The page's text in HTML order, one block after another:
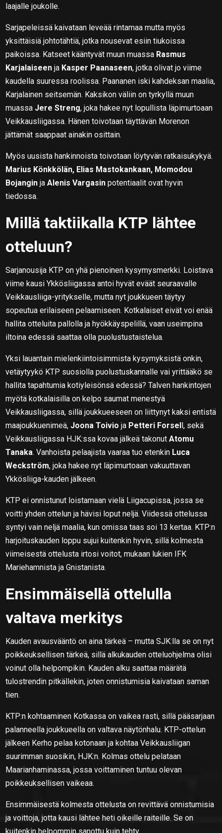
laajalle joukolle.
Sarjapeleissä kaivataan leveää rintamaa mutta myös
yksittäisiä johtotähtiä, jotka nousevat esiin tiukoissa
paikoissa. Katseet kääntyvät muun muassa Rasmus
Karjalaiseenja Kasper Paanaseen, jotka olivat jo viime
kaudella suuressa roolissa. Paananen iski kahdeksan maalia,
Karjalainen seitsemän. Kaksikon väliin on tyrkyllä muun
muassa Jere Streng, joka hakee nyt lopullista läpimurtoaan
Veikkausliigassa. Hänen toivotaan täyttävän Morenon
jättämät saappaat ainakin osittain.
Myös uusista hankinnoista toivotaan löytyvän ratkaisukykyä.
Marius Könkkölän, Elias Mastokankaan, Momodou
Bojanginja Alenis Vargasin potentiaalit ovat hyvin
tiedossa.
Millä taktiikalla KTP lähtee
otteluun?
Sarjanousija KTP on yhä pienoinen kysymysmerkki. Loistava
viime kausi Ykkösliigassa antoi hyvät eväät seuraavalle
Veikkausliiga-yritykselle, mutta nyt joukkueen täytyy
sopeutua erilaiseen pelaamiseen. Kotkalaiset eivät voi enää
hallita otteluita pallolla ja hyökkäyspelillä, vaan useimpina
iltoina edessä saattaa olla puolustustaistelua.
Yksi lauantain mielenkiintoisimmista kysymyksistä onkin,
vetäytyykö KTP suosiolla puolustuskannalle vai yrittääkö se
hallita tapahtumia kotiyleisönsä edessä? Talven hankintojen
myötä kotkalaisilla on kelpo saumat menestyä
Veikkausliigassa, sillä joukkueeseen on liittynyt kaksi entistä
maajoukkuenimeä, Joona Toivioja Petteri Forsell, sekä
Veikkausliigassa HJK:ssa kovaa jälkeä takonutAtomu
Tanaka. Vanhoista pelaajista vaaraa tuo etenkin Luca
Weckström, joka hakee nyt läpimurtoaan vakuuttavan
Ykkösliiga-kauden jälkeen.
KTP ei onnistunut loistamaan vielä Liigacupissa, jossa se
voitti yhden ottelun ja hävisi loput neljä. Viidessä ottelussa
syntyi vain neljä maalia, kun omissa taas soi 13 kertaa. KTP:n
harjoituskauden loppu sujui kuitenkin hyvin, sillä kolmesta
viimeisestä ottelusta irtosi voitot, mukaan lukien IFK
Mariehamnista ja Gnistanista.
Ensimmäisellä ottelulla
valtava merkitys
Kauden avausvääntö on aina tärkeä – mutta SJK:lla se on nyt
poikkeuksellisen tärkeä, sillä alkukauden otteluohjelma olisi
voinut olla helpompikin. Kauden alku saattaa määrätä
tulostrendin pitkällekin, joten onnistumisia kaivataan saman
tien.
KTP:n kohtaaminen Kotkassa on vaikea rasti, sillä pääsarjaan
palanneella joukkueella on valtava näytönhalu. KTP-ottelun
jälkeen Kerho pelaa kotonaan ja kohtaa Veikkausliigan
suurimman suosikin, HJK:n. Kolmas ottelu pelataan
Maarianhaminassa, jossa voittaminen tuntuu olevan
poikkeuksellisen vaikeaa.
Ensimmäisestä kolmesta ottelusta on revittävä onnistumisia
ja voittoja, jotta kausi lähtee heti oikeille raiteille. Se on
kuitenkin helpommin sanottu kuin tehty.